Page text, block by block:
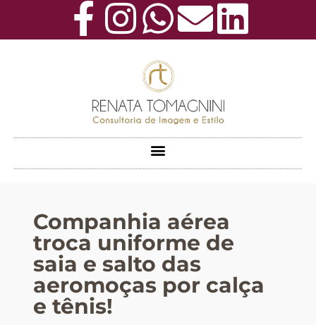
Companhia aérea
troca uniforme de
saia e salto das
aeromoças por calça
e tênis!